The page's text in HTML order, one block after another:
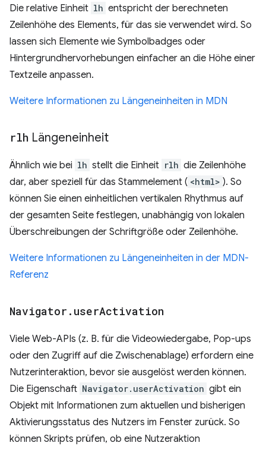
Die relative Einheit lh entspricht der berechneten
Zeilenhöhe des Elements, für das sie verwendet wird. So
lassen sich Elemente wie Symbolbadges oder
Hintergrundhervorhebungen einfacher an die Höhe einer
Textzeile anpassen.
Weitere Informationen zu Längeneinheiten in MDN
rlh Längeneinheit
Ähnlich wie bei lh stellt die Einheit rlh die Zeilenhöhe
dar, aber speziell für das Stammelement ( <html> ). So
können Sie einen einheitlichen vertikalen Rhythmus auf
der gesamten Seite festlegen, unabhängig von lokalen
Überschreibungen der Schriftgröße oder Zeilenhöhe.
Weitere Informationen zu Längeneinheiten in der MDN-
Referenz
Navigator . userActivation
Viele Web-APIs (z. B. für die Videowiedergabe, Pop-ups
oder den Zugriff auf die Zwischenablage) erfordern eine
Nutzerinteraktion, bevor sie ausgelöst werden können.
Die Eigenschaft Navigator.userActivation gibt ein
Objekt mit Informationen zum aktuellen und bisherigen
Aktivierungsstatus des Nutzers im Fenster zurück. So
können Skripts prüfen, ob eine Nutzeraktion